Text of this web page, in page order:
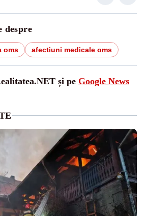
despre
oms afectiuni medicale oms
și pe Google News